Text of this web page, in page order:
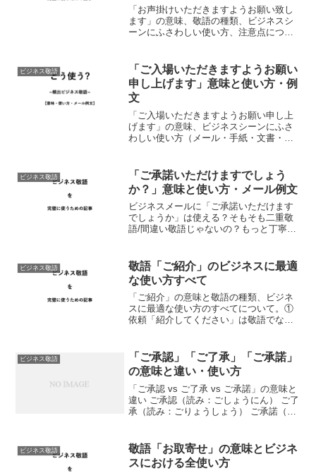
「お声掛けいただきますようお願い致し
ます」の意味、敬語の種類、ビジネスシ
ーンにふさわしい使い方、注意点につい
すので「見出し」より目的部分へどうぞ
意味「お声掛けいただきま...
ビジネス敬語
「ご入場いただきますようお願い
申し上げます」意味と使い方・例
文
「ご入場いただきますようお願い申し上
げます」の意味、ビジネスシーンにふさ
わしい使い方（メール・手紙・文書・社
きで誰よりも正しく解説する記事。※長
文になりますので「見出し...
ビジネス敬語
「ご承諾いただけますでしょう
か？」意味と使い方・メール例文
ビジネスメールに「ご承諾いただけます
でしょうか」は使える？そもそも二重敬
語/間違い敬語じゃないの？もっと丁寧な
しょうか？」はとくに商談や電話対応で
使われる敬語。二重敬語...
ビジネス敬語
敬語「ご紹介」のビジネスに最適
な使い方すべて
「ご紹介」の意味と敬語の種類、ビジネ
スに最適な使い方のすべてについて。①
依頼「紹介してください」は敬語でなん
「お断りします！紹介できません」と言
いたいのだけど…④ ...
ビジネス敬語
「ご承認」「ご了承」「ご承諾」
の意味と違い・使い方
「ご承認 vs ご了承 vs ご承諾」の意味と
違い ご承認（読み：ごしょうにん） ご了
承（読み：ごりょうしょう） ご承諾（読
ネスメール例文つきで詳しく解説してい
きます。...
ビジネス敬語
敬語「お取寄せ」の意味とビジネ
スにおける全使い方